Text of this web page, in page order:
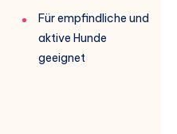
Für empfindliche und
aktive Hunde
geeignet